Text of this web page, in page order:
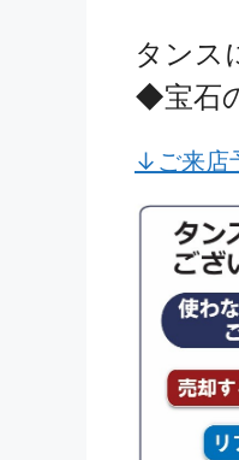
タンス
◆宝石
↓ご来店